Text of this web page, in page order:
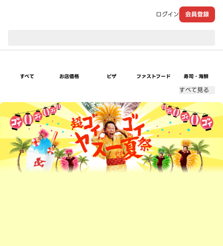
ログイン 会員登録
すべて お店価格 ピザ ファストフード 寿司・海鮮
すべて見る
超ゴイゴイヤスー夏祭